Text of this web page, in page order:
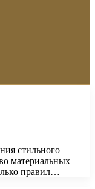
стильного
материальных
правил…